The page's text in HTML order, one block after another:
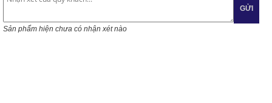
GỬI
Sản phẩm hiện chưa có nhận xét nào